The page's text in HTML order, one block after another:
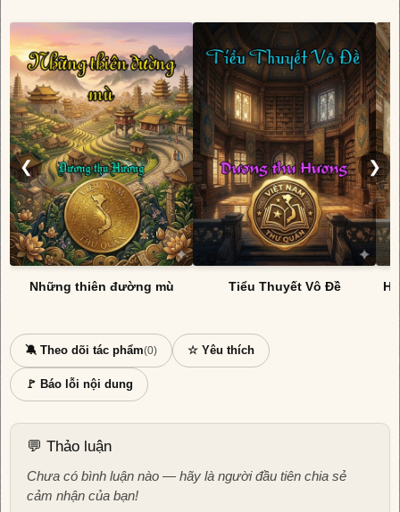
❮
Những thiên đường mù Tiểu Thuyết Vô Đề
❯
🔕 Theo dõi tác phẩm(0) ☆ Yêu thích
🚩 Báo lỗi nội dung
💬 Thảo luận
Chưa có bình luận nào — hãy là người đầu tiên chia sẻ
cảm nhận của bạn!